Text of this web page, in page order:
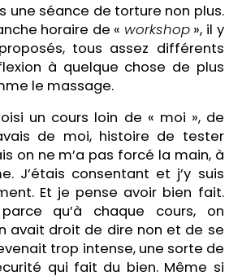
une séance de torture non plus.
horaire de « workshop», il y
tous assez différents
à quelque chose de plus
le massage.
un cours loin de « moi », de
de moi, histoire de tester
on ne m’a pas forcé la main, à
J’étais consentant et j’y suis
Et je pense avoir bien fait.
qu’à chaque cours, on
avait droit de dire non et de se
trop intense, une sorte de
qui fait du bien. Même si